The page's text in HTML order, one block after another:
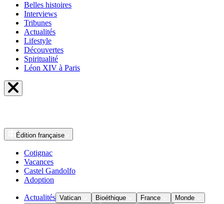
Belles histoires
Interviews
Tribunes
Actualités
Lifestyle
Découvertes
Spiritualité
Léon XIV à Paris
Édition française
Cotignac
Vacances
Castel Gandolfo
Adoption
Actualités Vatican Bioéthique France
Monde